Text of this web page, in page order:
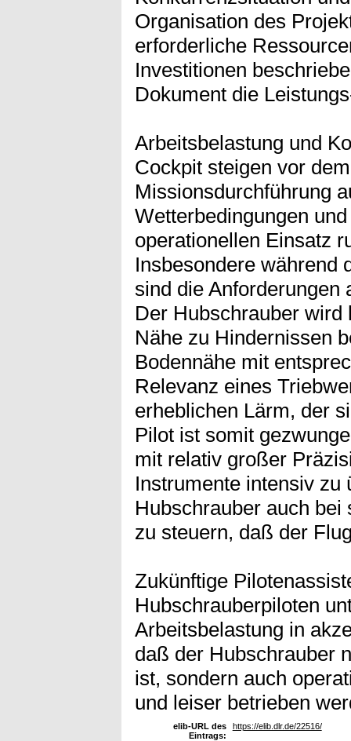
Organisation des
erforderliche
Investitionen
Dokument die
Arbeitsbelastung und
Cockpit steigen vor
Missionsdurchführung
Wetterbedingungen
operationellen Einsatz
Insbesondere während
sind die Anforderungen
Der Hubschrauber
Nähe zu Hindernissen
Bodennähe mit
Relevanz eines
erheblichen Lärm, der
Pilot ist somit
mit relativ großer
Instrumente intensiv zu
Hubschrauber auch
zu steuern, daß der
Zukünftige
Hubschrauberpiloten
Arbeitsbelastung in
daß der Hubschrauber
ist, sondern auch
und leiser betrieben
elib-URL des
Eintrags:
https://elib.dlr.de/22516/